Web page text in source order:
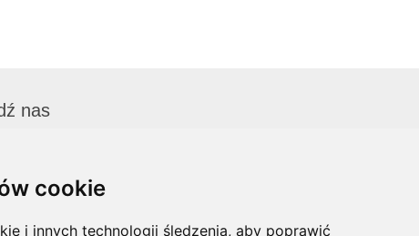
cookie
i innych technologii śledzenia, aby poprawić
nas